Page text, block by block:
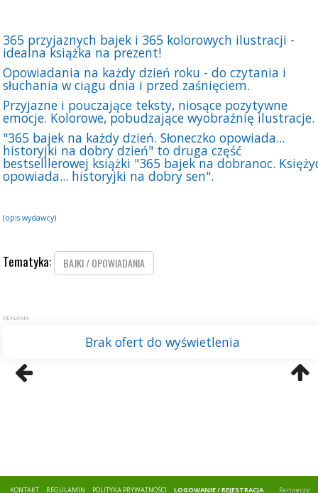
365 przyjaznych bajek i 365 kolorowych ilustracji -
idealna książka na prezent!
Opowiadania na każdy dzień roku - do czytania i
słuchania w ciągu dnia i przed zaśnięciem.
Przyjazne i pouczające teksty, niosące pozytywne
emocje. Kolorowe, pobudzające wyobraźnię ilustracje.
"365 bajek na każdy dzień. Słoneczko opowiada...
historyjki na dobry dzień" to druga część
bestselllerowej książki "365 bajek na dobranoc.
opowiada... historyjki na dobry sen".
(opis wydawcy)
Tematyka: BAJKI / OPOWIADANIA
KONTAKT REGULAMIN POLITYKA PRYWATNOŚCI LOGOWANIE / REJESTRACJA Partnerzy: